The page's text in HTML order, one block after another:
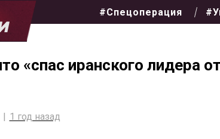
#Спецоперация
«спас иранского лидера
1 год назад